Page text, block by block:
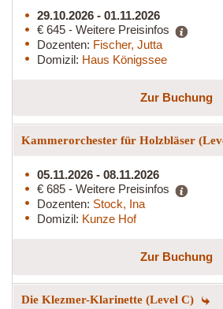
29.10.2026 - 01.11.2026
€ 645 - Weitere Preisinfos
Dozenten: Fischer, Jutta
Domizil: Haus Königssee
Zur Buchung
Kammerorchester für Holzbläser
05.11.2026 - 08.11.2026
€ 685 - Weitere Preisinfos
Dozenten: Stock, Ina
Domizil: Kunze Hof
Zur Buchung
Die Klezmer-Klarinette (Level C)